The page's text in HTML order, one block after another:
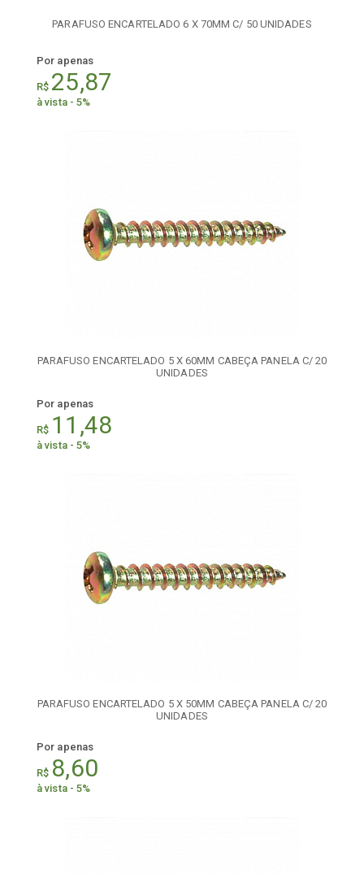
PARAFUSO ENCARTELADO 6 X 70MM C/ 50 UNIDADES
Por apenas
R$ 25,87
à vista - 5%
PARAFUSO ENCARTELADO 5 X 60MM CABEÇA PANELA C/ 20
UNIDADES
Por apenas
R$ 11,48
à vista - 5%
PARAFUSO ENCARTELADO 5 X 50MM CABEÇA PANELA C/ 20
UNIDADES
Por apenas
R$ 8,60
à vista - 5%